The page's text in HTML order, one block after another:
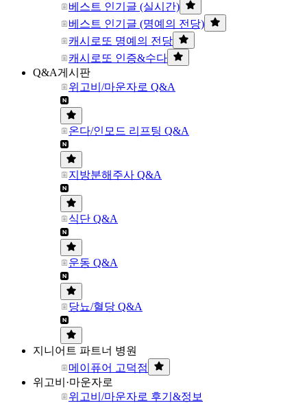
베스트 인기글 (실시간)
베스트 인기글 (명예의 전당)
캐시로또 명예의 전당
캐시로또 인증&수다
Q&A게시판
위고비/마운자로 Q&A
온다/인모드 리프팅 Q&A
지방분해주사 Q&A
식단 Q&A
운동 Q&A
당뇨/혈당 Q&A
지니어트 파트너 병원
메이퓨어 고덕점
위고비·마운자로
위고비/마운자로 후기&정보